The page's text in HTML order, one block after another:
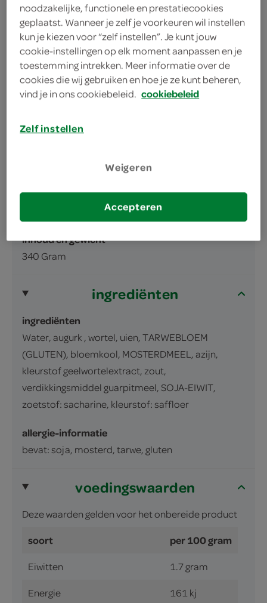
zoetzure piccalilly met zoetstof
lekker bij bruine bonen met spek
na opening gekoeld bewaren en beperkt
houdbaar
omschrijving
Piccalilly, zoetzuur met zoetstof
inhoud en gewicht
340 Gram
ingrediënten
ingrediënten
Water, augurk , wortel, uien, TARWEBLOEM
(GLUTEN), bloemkool, MOSTERDMEEL, azijn,
kleurstof geelwortelextract, zout,
verdikkingsmiddel guarpitmeel, SOJA-EIWIT,
zoetstof: sacharine, kleurstof: saffloer
allergie-informatie
bevat: soja, mosterd, tarwe, gluten
voedingswaarden
Deze waarden gelden voor het onbereide product
soort per 100 gram
Eiwitten 1.7 gram
Energie 161 kj
noodzakelijke, functionele en prestatiecookies
geplaatst. Wanneer je zelf je voorkeuren wil instellen
kun je kiezen voor “zelf instellen”. Je kunt jouw
cookie-instellingen op elk moment aanpassen en je
toestemming intrekken. Meer informatie over de
cookies die wij gebruiken en hoe je ze kunt beheren,
vind je in ons cookiebeleid. cookiebeleid
Zelf instellen
Weigeren
Accepteren